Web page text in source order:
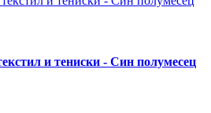
и тениски - Син полумесец